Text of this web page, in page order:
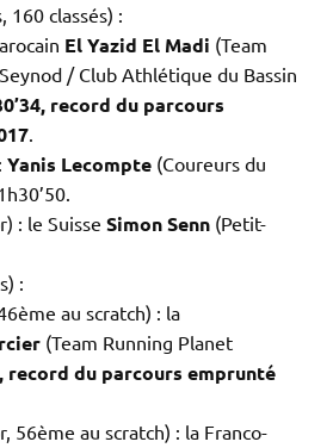
160 classés) :
El Yazid El Madi (Team
/ Club Athlétique du Bassin
record du parcours
.
Yanis Lecompte (Coureurs du
: le Suisse Simon Senn (Petit-
:
au scratch) : la
(Team Running Planet
record du parcours emprunté
56ème au scratch) : la Franco-